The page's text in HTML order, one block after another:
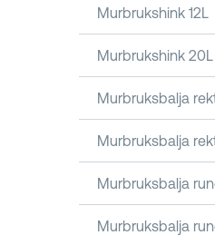
Murbrukshink 12L
Murbrukshink 20L
Murbruksbalja
Murbruksbalja
Murbruksbalja
Murbruksbalja